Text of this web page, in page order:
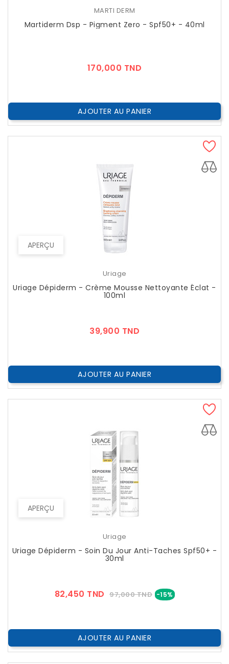
MARTI DERM
Martiderm Dsp - Pigment Zero - Spf50+ - 40ml
170,000 TND
AJOUTER AU PANIER
APERÇU
Uriage
Uriage Dépiderm - Crème Mousse Nettoyante Éclat -
100ml
39,900 TND
AJOUTER AU PANIER
APERÇU
Uriage
Uriage Dépiderm - Soin Du Jour Anti-Taches Spf50+ -
30ml
82,450 TND Prix
97,000 TND -15% Prix
AJOUTER AU PANIER